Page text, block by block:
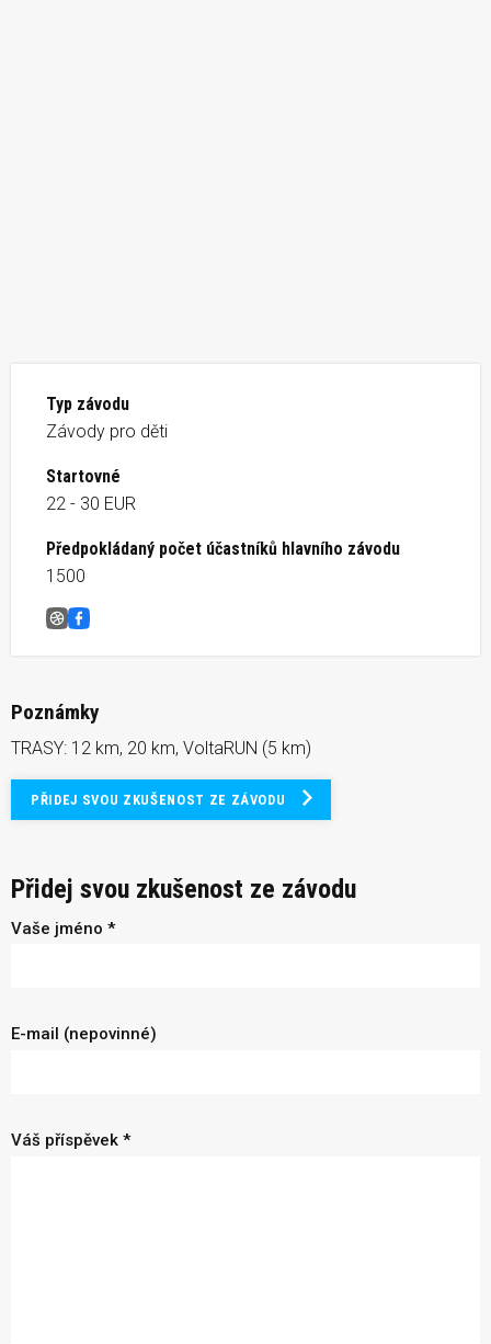
Typ závodu
Závody pro děti
Startovné
22 - 30 EUR
Předpokládaný počet účastníků hlavního závodu
1500
Behaj lesmi Devín
Facebook
Poznámky
TRASY: 12 km, 20 km, VoltaRUN (5 km)
PŘIDEJ SVOU ZKUŠENOST ZE ZÁVODU
Přidej svou zkušenost ze závodu
Vaše jméno *
E-mail (nepovinné)
Váš příspěvek *